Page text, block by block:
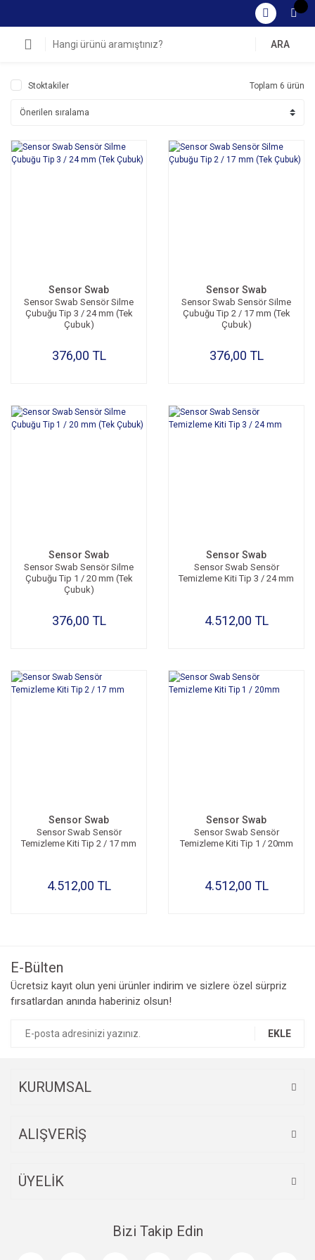
ARA
Stoktakiler Toplam 6 ürün
Sensor Swab
Sensor Swab Sensör Silme
Çubuğu Tip 3 / 24 mm (Tek
Çubuk)
376,00 TL
Sensor Swab
Sensor Swab Sensör Silme
Çubuğu Tip 2 / 17 mm (Tek
Çubuk)
376,00 TL
Sensor Swab
Sensor Swab Sensör Silme
Çubuğu Tip 1 / 20 mm (Tek
Çubuk)
376,00 TL
Sensor Swab
Sensor Swab Sensör
Temizleme Kiti Tip 3 / 24 mm
4.512,00 TL
Sensor Swab
Sensor Swab Sensör
Temizleme Kiti Tip 2 / 17 mm
4.512,00 TL
Sensor Swab
Sensor Swab Sensör
Temizleme Kiti Tip 1 / 20mm
4.512,00 TL
E-Bülten
Ücretsiz kayıt olun yeni ürünler indirim ve sizlere özel sürpriz
fırsatlardan anında haberiniz olsun!
EKLE
KURUMSAL
ALIŞVERİŞ
ÜYELİK
Bizi Takip Edin